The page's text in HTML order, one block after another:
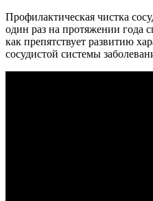
Профилактическая чистка
один раз на протяжении года
как препятствует развитию
сосудистой системы